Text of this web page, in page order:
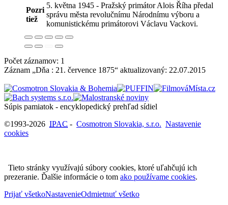
Pozri
tiež
5. května 1945 - Pražský primátor Alois Říha předal
správu města revolučnímu Národnímu výboru a
komunistickému primátorovi Václavu Vackovi.
Počet záznamov: 1
Záznam „Dňa : 21. července 1875“ aktualizovaný: 22.07.2015
Súpis pamiatok - encyklopedický prehľad sídiel
©1993-2026 IPAC - Cosmotron Slovakia, s.r.o. Nastavenie
cookies
Tieto stránky využívajú súbory cookies, ktoré uľahčujú ich
prezeranie. Ďalšie informácie o tom ako používame cookies.
Prijať všetkoNastavenieOdmietnuť všetko